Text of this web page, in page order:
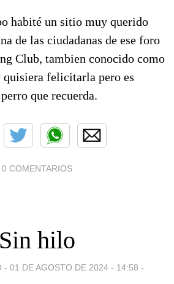
habité un sitio muy querido
de las ciudadanas de ese foro
Club, tambien conocido como
felicitarla pero es
que recuerda.
0 COMENTARIOS
Sin hilo
- 01 DE AGOSTO DE 2024 - 14:58 -